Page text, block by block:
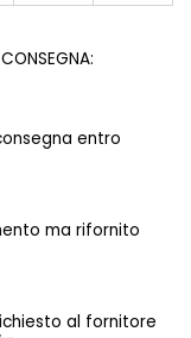
entro
ma rifornito
al fornitore